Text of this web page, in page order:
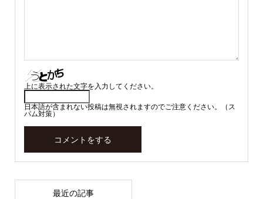
上に表示された文字を入力してください。
日本語が含まれない投稿は無視されますのでご注意ください。（ス
パム対策）
最近の記事